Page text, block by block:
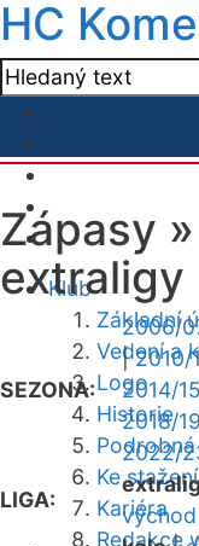
HC
Klub
Základní
Vedení a
Logo
Historie
Ke stažení
Kariéra
Redakce
Zápasy »
extraligy
SEZONA:
2006/
|2010/
2014/15
2018/19
2022/
LIGA:
východ